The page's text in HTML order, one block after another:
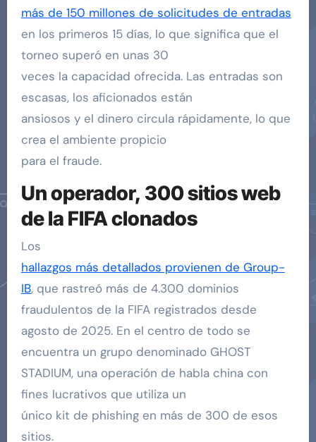
más de 150 millones de solicitudes de entradas
en los primeros 15 días, lo que significa que el
torneo superó en unas 30
veces la capacidad ofrecida. Las entradas son
escasas, los aficionados están
ansiosos y el dinero circula rápidamente, lo que
crea el ambiente propicio
para el fraude.
Un operador, 300 sitios web
de la FIFA clonados
Los
hallazgos más detallados provienen de Group-
IB, que rastreó más de 4.300 dominios
fraudulentos de la FIFA registrados desde
agosto de 2025. En el centro de todo se
encuentra un grupo denominado GHOST
STADIUM, una operación de habla china con
fines lucrativos que utiliza un
único kit de phishing en más de 300 de esos
sitios.